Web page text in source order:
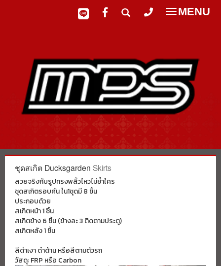
Toggle
MENU
ชุดสเกิต Ducksgarden Skirts
สวยจริงกับรูปทรงพลิ้วไหวไม่ซ้ำใคร
ชุดสเกิตรอบคัน ใน1ชุดมี 8 ชิ้น
ประกอบด้วย
สเกิตหน้า 1 ชิ้น
สเกิตข้าง 6 ชิ้น (ข้างละ 3 ติดตามประตู)
สเกิตหลัง 1 ชิ้น
สีดำเงา ดำด้าน หรือสีตามตัวรถ
วัสดุ: FRP หรือ Carbon